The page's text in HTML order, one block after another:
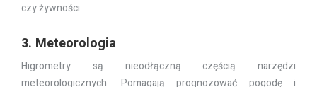
czy żywności.
3. Meteorologia
Higrometry są nieodłączną częścią narzędzi
meteorologicznych. Pomagają prognozować pogodę i